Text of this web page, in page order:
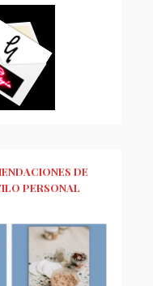
DE
PERSONAL